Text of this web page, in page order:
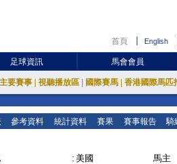
首頁 English
足球資訊 馬會會員
主要賽事 視聽播放區 國際賽馬 香港國際馬匹
參考資料 統計資料 賽果 賽事報告 騎
: 美國
馬主